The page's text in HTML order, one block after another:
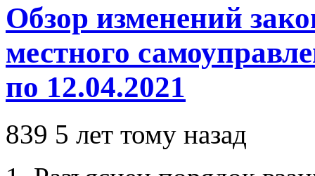
Обзор изменений
местного
по 12.04.2021
839 5 лет тому назад